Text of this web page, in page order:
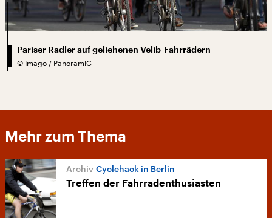
Pariser Radler auf geliehenen Velib-Fahrrädern
© Imago / PanoramiC
Mehr zum Thema
Cyclehack in Berlin
Treffen der Fahrradenthusiasten